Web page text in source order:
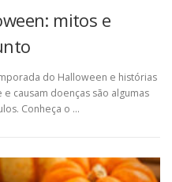
mitos e
do Halloween e histórias
causam doenças são algumas
Conheça o …